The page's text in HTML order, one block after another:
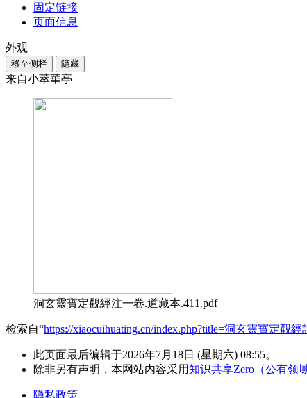
固定链接
页面信息
外观
移至侧栏 隐藏
来自小萃華亭
洞玄靈寶定觀經注一卷.道藏本.411.pdf
检索自“https://xiaocuihuating.cn/index.php?title=洞玄靈寶定觀
此页面最后编辑于2026年7月18日 (星期六) 08:55。
除非另有声明，本网站内容采用知识共享Zero（公有领域
隐私政策